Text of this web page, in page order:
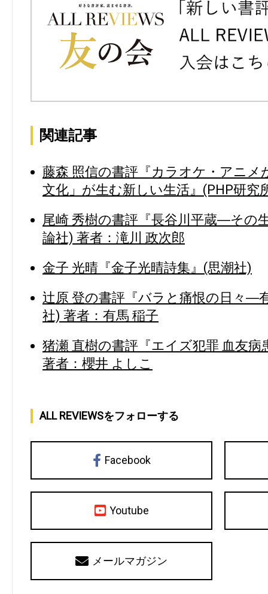
関連記事
藤森 照信の書評『カラオケ・アニ
文化」が生む新しい生活』(PHP研究
尾崎 秀樹の書評『長谷川平蔵―その
論社) 著者：滝川 政次郎
金子 光晴『金子光晴詩集』(思潮社)
辻原 登の書評『バラと痛恨の日々―
社) 著者：有馬 稲子
猪瀬 直樹の書評『エイズ犯罪 血友病
著者：櫻井 よしこ
ALL REVIEWSをフォローする
Facebook
Youtube
メールマガジン